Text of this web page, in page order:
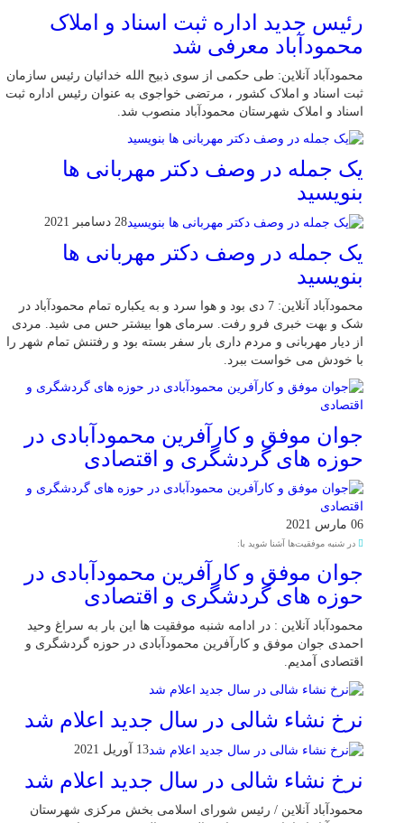
رئیس جدید اداره ثبت اسناد و املاک
محمودآباد معرفی شد
محمودآباد آنلاین: طی حکمی از سوی ذبیح الله خدائیان رئیس سازمان
ثبت اسناد و املاک کشور ، مرتضی خواجوی به عنوان رئیس اداره ثبت
اسناد و املاک شهرستان محمودآباد منصوب شد.
یک جمله در وصف دکتر مهربانی ها
بنویسید
28 دسامبر 2021
یک جمله در وصف دکتر مهربانی ها
بنویسید
محمودآباد آنلاین: 7 دی بود و هوا سرد و به یکباره تمام محمودآباد در
شک و بهت خبری فرو رفت. سرمای هوا بیشتر حس می شید. مردی
از دیار مهربانی و مردم داری بار سفر بسته بود و رفتنش تمام شهر را
با خودش می خواست ببرد.
جوان موفق و کارآفرین محمودآبادی در
حوزه های گردشگری و اقتصادی
06 مارس 2021
در شنبه موفقیت‌ها آشنا شوید با:
جوان موفق و کارآفرین محمودآبادی در
حوزه های گردشگری و اقتصادی
محمودآباد آنلاین : در ادامه شنبه موفقیت ها این بار به سراغ وحید
احمدی جوان موفق و کارآفرین محمودآبادی در حوزه گردشگری و
اقتصادی آمدیم.
نرخ نشاء شالی در سال جدید اعلام شد
13 آوریل 2021
نرخ نشاء شالی در سال جدید اعلام شد
محمودآباد آنلاین / رئیس شورای اسلامی بخش مرکزی شهرستان